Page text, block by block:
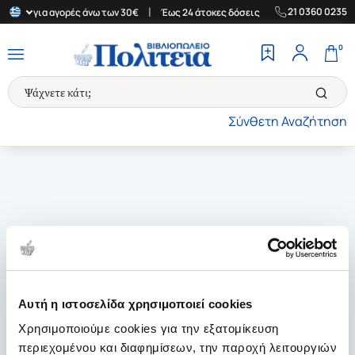
Αυτή η ιστοσελίδα χρησιμοποιεί cookies
Χρησιμοποιούμε cookies για την εξατομίκευση
περιεχομένου και διαφημίσεων, την παροχή λειτουργιών
για αγορές άνω των 30€ Έως 24 άτοκες δόσεις | Δωρεάν
21 0360 0235
Σύνθετη Αναζήτηση
0